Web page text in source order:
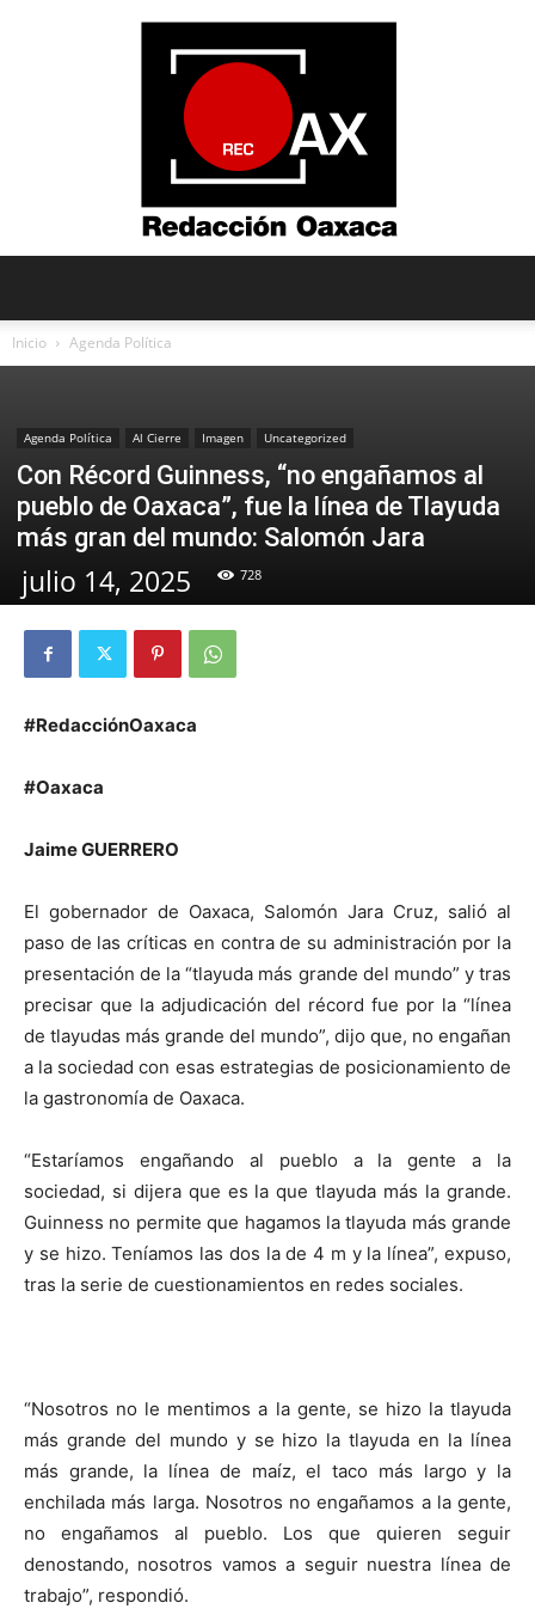
Inicio Agenda Política
Agenda Política Al Cierre Imagen Uncategorized
Con Récord Guinness, “no engañamos al
pueblo de Oaxaca”, fue la línea de Tlayuda
más gran del mundo: Salomón Jara
julio 14, 2025 728
#RedacciónOaxaca
#Oaxaca
Jaime GUERRERO
El gobernador de Oaxaca, Salomón Jara Cruz, salió al
paso de las críticas en contra de su administración por la
presentación de la “tlayuda más grande del mundo” y tras
precisar que la adjudicación del récord fue por la “línea
de tlayudas más grande del mundo”, dijo que, no engañan
a la sociedad con esas estrategias de posicionamiento de
la gastronomía de Oaxaca.
“Estaríamos engañando al pueblo a la gente a la
sociedad, si dijera que es la que tlayuda más la grande.
Guinness no permite que hagamos la tlayuda más grande
y se hizo. Teníamos las dos la de 4 m y la línea”, expuso,
tras la serie de cuestionamientos en redes sociales.
“Nosotros no le mentimos a la gente, se hizo la tlayuda
más grande del mundo y se hizo la tlayuda en la línea
más grande, la línea de maíz, el taco más largo y la
enchilada más larga. Nosotros no engañamos a la gente,
no engañamos al pueblo. Los que quieren seguir
denostando, nosotros vamos a seguir nuestra línea de
trabajo”, respondió.